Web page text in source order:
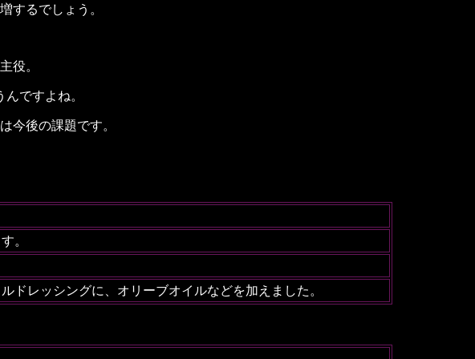
するでしょう。
役。
ですよね。
今後の課題です。
。
ドレッシングに、オリーブオイルなどを加えました。